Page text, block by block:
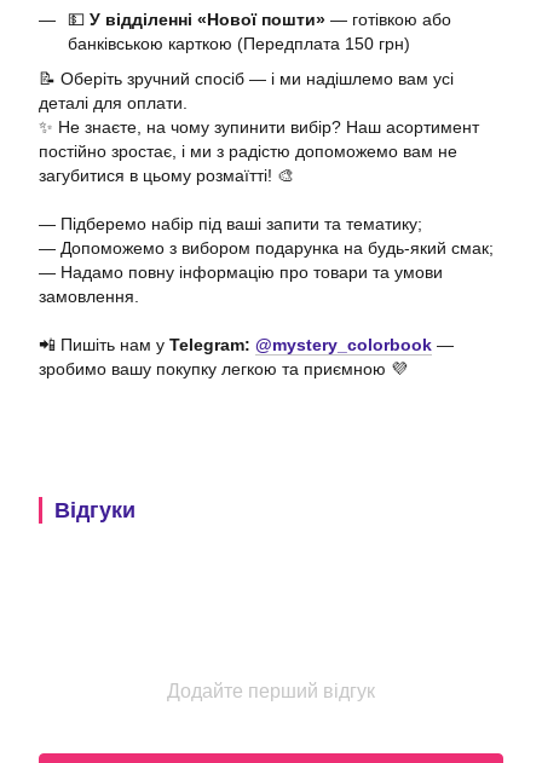
💵 У відділенні «Нової пошти» — готівкою або
банківською карткою (Передплата 150 грн)
📝 Оберіть зручний спосіб — і ми надішлемо вам усі
деталі для оплати.
✨ Не знаєте, на чому зупинити вибір? Наш асортимент
постійно зростає, і ми з радістю допоможемо вам не
загубитися в цьому розмаїтті! 🎨
— Підберемо набір під ваші запити та тематику;
— Допоможемо з вибором подарунка на будь-який смак;
— Надамо повну інформацію про товари та умови
замовлення.
📲 Пишіть нам у Telegram: @mystery_colorbook —
зробимо вашу покупку легкою та приємною 💜
Відгуки
Додайте перший відгук